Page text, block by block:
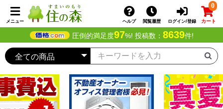
メニュー ヘルプ 閲覧履歴 ログイン/登録
0
カート
圧倒的満足度97%! 投稿数： 8639件!